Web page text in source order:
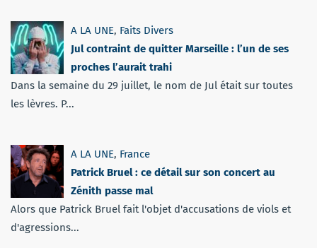
A LA UNE, Faits Divers
Jul contraint de quitter Marseille : l’un de ses
proches l’aurait trahi
Dans la semaine du 29 juillet, le nom de Jul était sur toutes
les lèvres. P...
A LA UNE, France
Patrick Bruel : ce détail sur son concert au
Zénith passe mal
Alors que Patrick Bruel fait l'objet d'accusations de viols et
d'agressions...